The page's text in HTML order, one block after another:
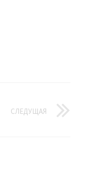
СЛЕДУЩАЯ